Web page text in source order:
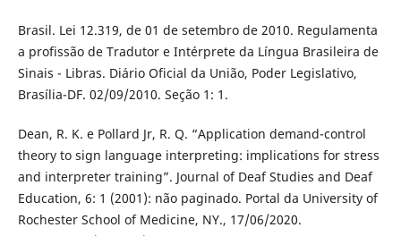
Brasil. Lei 12.319, de 01 de setembro de 2010. Regulamenta
a profissão de Tradutor e Intérprete da Língua Brasileira de
Sinais - Libras. Diário Oficial da União, Poder Legislativo,
Brasília-DF. 02/09/2010. Seção 1: 1.
Dean, R. K. e Pollard Jr, R. Q. “Application demand-control
theory to sign language interpreting: implications for stress
and interpreter training”. Journal of Deaf Studies and Deaf
Education, 6: 1 (2001): não paginado. Portal da University of
Rochester School of Medicine, NY., 17/06/2020.